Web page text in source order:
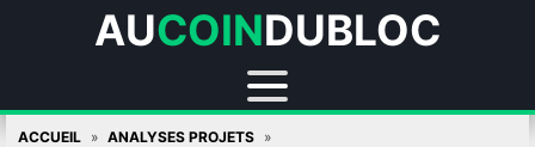
AUCOINDUBLOC
SkipACCUEIL
ANALYSES PROJETS